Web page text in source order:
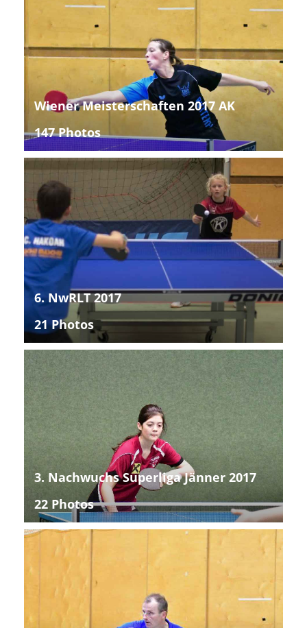
Wiener Meisterschaften 2017 AK
147 Photos
6. NwRLT 2017
21 Photos
3. Nachwuchs Superliga Jänner 2017
22 Photos